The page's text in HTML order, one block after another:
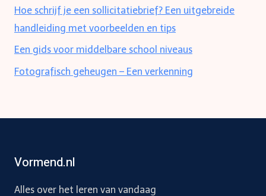
Hoe schrijf je een sollicitatiebrief? Een uitgebreide
handleiding met voorbeelden en tips
Een gids voor middelbare school niveaus
Fotografisch geheugen – Een verkenning
Vormend.nl
Alles over het leren van vandaag